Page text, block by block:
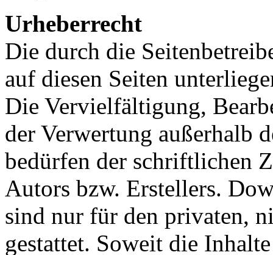
Urheberrecht
Die durch die
auf diesen Seiten
Die Vervielfältigung,
der Verwertung außerhalb
bedürfen der schriftlichen
Autors bzw. Erstellers.
sind nur für den privaten,
gestattet. Soweit die